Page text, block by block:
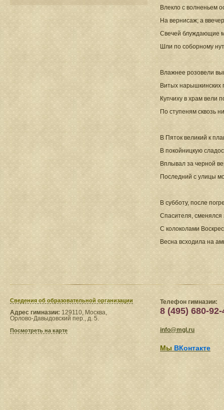
Влекло с волненьем
На вернисаж; а
Свечей блуждающие
Шли по соборному
Влажнее розовели
Витых нарышкинских
Купчиху в храм вели
По ступеням сквозь
В Пяток великий к
В покойницкую
Вплывал за черной
Последний с улицы
В субботу, после
Спасителя, сменялся
С колоколами
Весна всходила на
Сведения​ об образовательной организации
Адрес гимназии: 129110, Москва,
Орлово-Давыдовский пер., д. 5.
Посмотреть на карте
Телефон гимназии:
8 (495) 680-92-
info@mgl.ru
Мы ВКонтакте